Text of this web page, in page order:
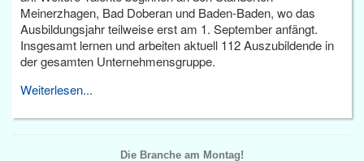
Meinerzhagen, Bad Doberan und Baden-Baden, wo das
Ausbildungsjahr teilweise erst am 1. September anfängt.
Insgesamt lernen und arbeiten aktuell 112 Auszubildende in
der gesamten Unternehmensgruppe.
Weiterlesen...
Die Branche am Montag!